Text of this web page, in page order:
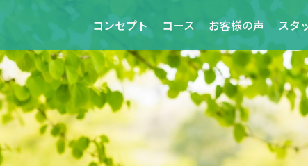
コンセプト コース お客様の声 スタ